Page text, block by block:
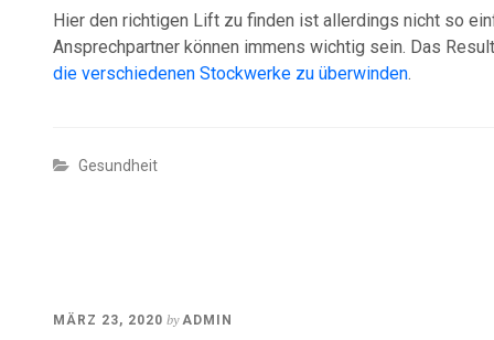
Hier den richtigen Lift zu finden ist allerdings nicht so
Ansprechpartner können immens wichtig sein. Das
die verschiedenen Stockwerke zu überwinden.
Gesundheit
MÄRZ 23, 2020 OKTOBER
by ADMIN